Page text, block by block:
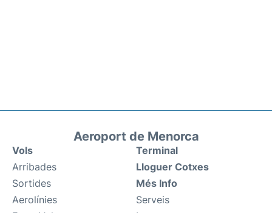
Aeroport de Menorca
Vols
Arribades
Sortides
Aerolínies
Terminal
Lloguer Cotxes
Més Info
Serveis